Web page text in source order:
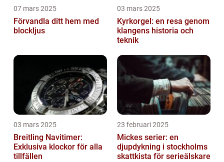
07 mars 2025
Förvandla ditt hem med
blockljus
03 mars 2025
Kyrkorgel: en resa genom
klangens historia och
teknik
03 mars 2025
Breitling Navitimer:
Exklusiva klockor för alla
tillfällen
23 februari 2025
Mickes serier: en
djupdykning i stockholms
skattkista för serieälskare